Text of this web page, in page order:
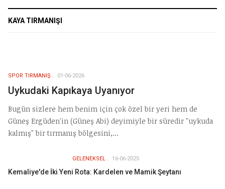
KAYA TIRMANIŞI
SPOR TIRMANIŞ 01-06-2026
Uykudaki Kapıkaya Uyanıyor
Bugün sizlere hem benim için çok özel bir yeri hem de
Güneş Ergüden'in (Güneş Abi) deyimiyle bir süredir "uykuda
kalmış" bir tırmanış bölgesini,...
GELENEKSEL 16-06-2025
Kemaliye'de İki Yeni Rota: Kardelen ve Mamik Şeytanı